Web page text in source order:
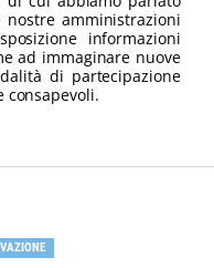
amministrazioni
informazioni
ad immaginare nuove
di partecipazione